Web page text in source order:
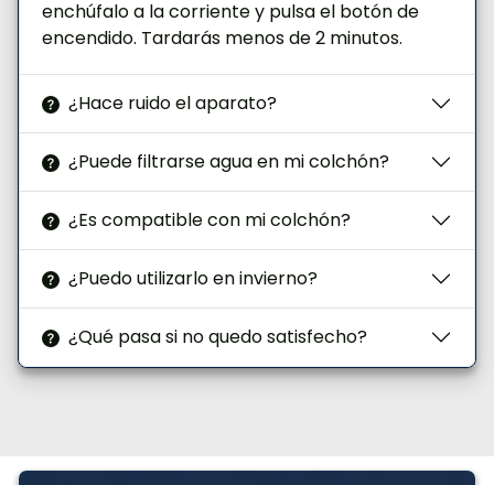
enchúfalo a la corriente y pulsa el botón de
encendido. Tardarás menos de 2 minutos.
¿Hace ruido el aparato?
¿Puede filtrarse agua en mi colchón?
¿Es compatible con mi colchón?
¿Puedo utilizarlo en invierno?
¿Qué pasa si no quedo satisfecho?